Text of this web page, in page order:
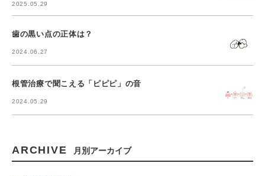
2025.05.29
歯の黒い点の正体は？
2024.06.27
根管治療で聞こえる「ピピピ」の音
2024.05.29
ARCHIVE 月別アーカイブ